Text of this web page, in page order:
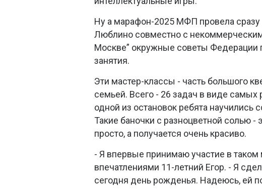
Ну а марафон-2025 МФП провела сразу
Люблино совместно с
Москве” окружные советы Федерации
занятия.
Эти мастер-классы - часть большого
семьей. Всего - 26 задач в виде самых
одной из остановок ребята научились
Такие баночки с разноцветной солью
просто, а получается очень красиво.
- Я впервые принимаю участие в таком
впечатлениями 11-летний Егор. - Я
сегодня день рожденья. Надеюсь, ей